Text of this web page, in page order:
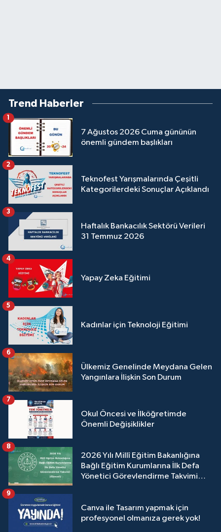
Trend Haberler
7 Ağustos 2026 Cuma gününün
önemli gündem başlıkları
1
Teknofest Yarışmalarında Çeşitli
Kategorilerdeki Sonuçlar Açıklandı
2
Haftalık Bankacılık Sektörü Verileri
31 Temmuz 2026
3
Yapay Zeka Eğitimi
4
Kadınlar için Teknoloji Eğitimi
5
Ülkemiz Genelinde Meydana Gelen
Yangınlara İlişkin Son Durum
6
Okul Öncesi ve İlköğretimde
Önemli Değişiklikler
7
2026 Yılı Millî Eğitim Bakanlığına
Bağlı Eğitim Kurumlarına İlk Defa
Yönetici Görevlendirme Takvimi
8
Canva ile Tasarım yapmak için
profesyonel olmanıza gerek yok!
9